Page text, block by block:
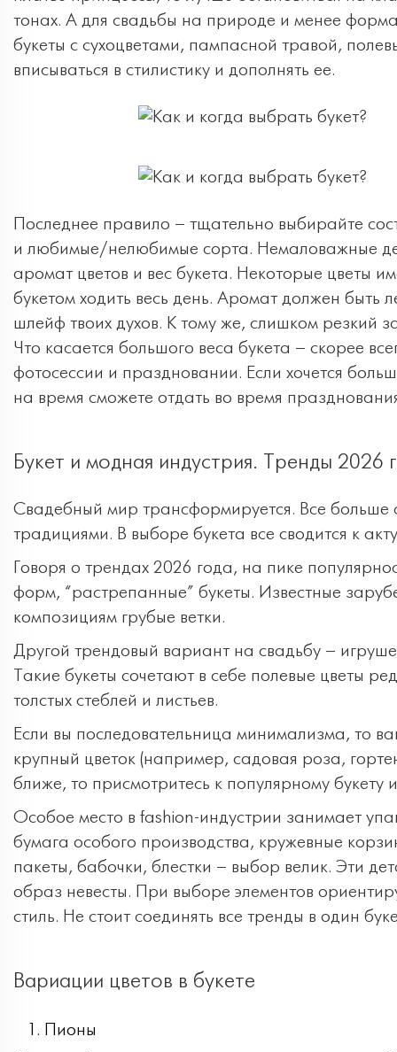
тонах. А для свадьбы на природе и менее
букеты с сухоцветами, пампасной травой,
вписываться в стилистику и дополнять ее.
Последнее правило – тщательно выбирайте
и любимые/нелюбимые сорта. Немаловажные
аромат цветов и вес букета. Некоторые цветы
букетом ходить весь день. Аромат должен быть
шлейф твоих духов. К тому же, слишком резкий
Что касается большого веса букета – скорее
фотосессии и праздновании. Если хочется
на время сможете отдать во время
Букет и модная индустрия. Тренды 2026
Свадебный мир трансформируется. Все больше
традициями. В выборе букета все сводится к
Говоря о трендах 2026 года, на пике
форм, “растрепанные” букеты. Известные
композициям грубые ветки.
Другой трендовый вариант на свадьбу –
Такие букеты сочетают в себе полевые цветы
толстых стеблей и листьев.
Если вы последовательница минимализма, то
крупный цветок (например, садовая роза,
ближе, то присмотритесь к популярному
Особое место в fashion-индустрии занимает
бумага особого производства, кружевные
пакеты, бабочки, блестки – выбор велик. Эти
образ невесты. При выборе элементов
стиль. Не стоит соединять все тренды в один
Вариации цветов в букете
Пионы